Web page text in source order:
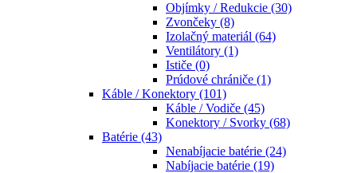
Objímky / Redukcie (30)
Zvončeky (8)
Izolačný materiál (64)
Ventilátory (1)
Ističe (0)
Prúdové chrániče (1)
Káble / Konektory (101)
Káble / Vodiče (45)
Konektory / Svorky (68)
Batérie (43)
Nenabíjacie batérie (24)
Nabíjacie batérie (19)